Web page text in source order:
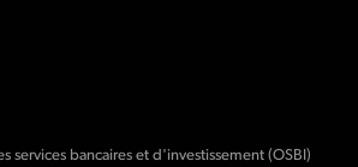
bancaires et d'investissement (OSBI)